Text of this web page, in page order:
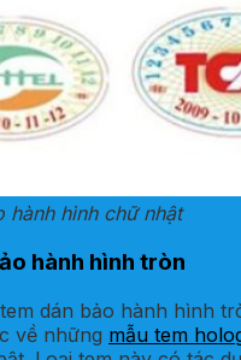
hành hình chữ nhật
hành hình tròn
dán bảo hành hình
về những mẫu tem